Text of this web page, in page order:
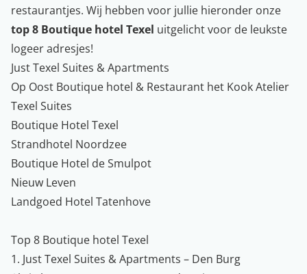
restaurantjes. Wij hebben voor jullie hieronder onze
top 8 Boutique hotel Texel uitgelicht voor de leukste
logeer adresjes!
Just Texel Suites & Apartments
Op Oost Boutique hotel & Restaurant het Kook Atelier
Texel Suites
Boutique Hotel Texel
Strandhotel Noordzee
Boutique Hotel de Smulpot
Nieuw Leven
Landgoed Hotel Tatenhove
Top 8 Boutique hotel Texel
1. Just Texel Suites & Apartments – Den Burg